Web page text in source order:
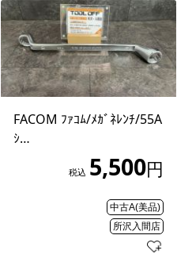
FACOM ﾌｧｺﾑ/ﾒｶﾞﾈﾚﾝﾁ/55A
ｼ…
税込 5,500円
中古A(美品)
所沢入間店